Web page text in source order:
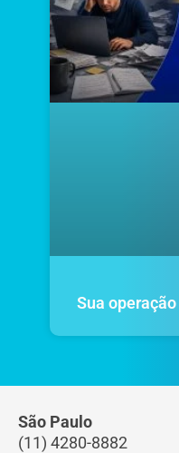
Sua
São Paulo
(11) 4280-8882